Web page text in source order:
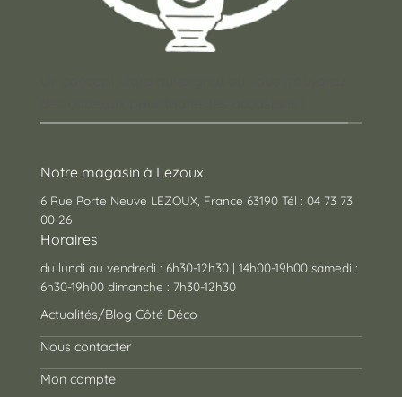
Notre magasin à Lezoux
6 Rue Porte Neuve LEZOUX, France 63190 Tél : 04 73 73
00 26
Horaires
du lundi au vendredi : 6h30-12h30 | 14h00-19h00 samedi :
6h30-19h00 dimanche : 7h30-12h30
Actualités/Blog Côté Déco
Nous contacter
Mon compte